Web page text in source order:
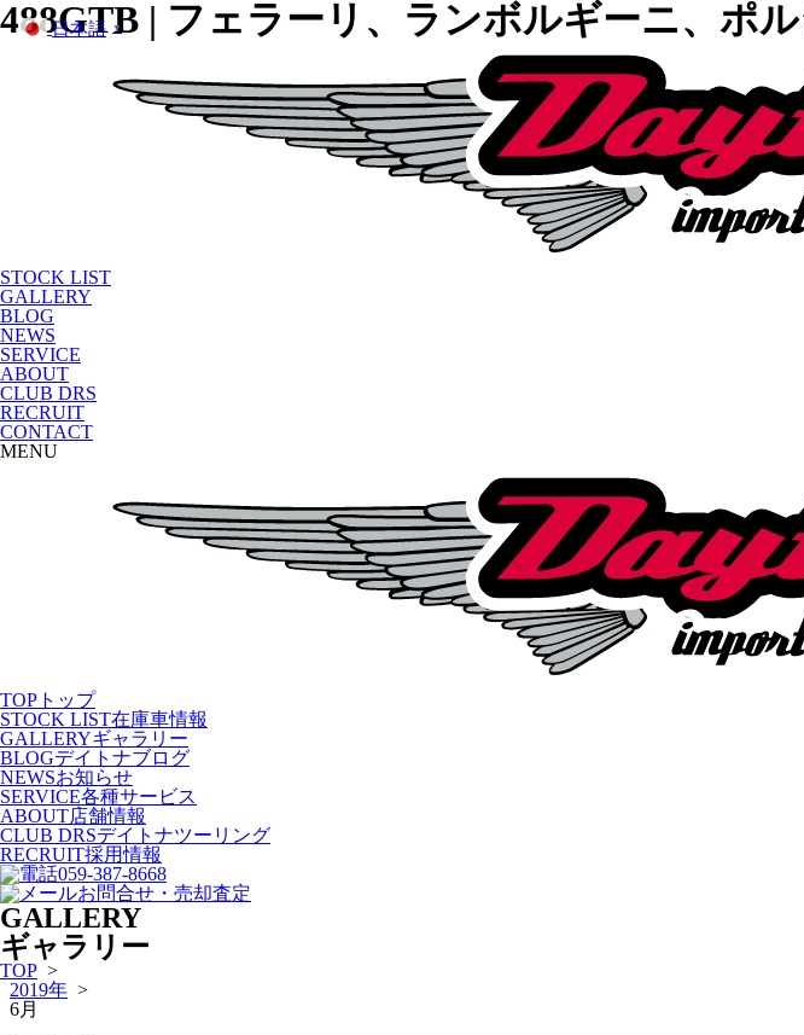
488GTB | フェラーリ、ランボルギーニ、ポ
STOCK LIST
GALLERY
BLOG
NEWS
SERVICE
ABOUT
CLUB DRS
RECRUIT
CONTACT
MENU
TOP トップ
STOCK LIST在庫車情報
GALLERYギャラリー
BLOGデイトナブログ
NEWSお知らせ
SERVICE各種サービス
ABOUT店舗情報
CLUB DRSデイトナツーリング
RECRUIT採用情報
059-387-8668
お問合せ・売却査定
GALLERY
ギャラリー
TOP >
2019年 >
6月
日本語 ▼